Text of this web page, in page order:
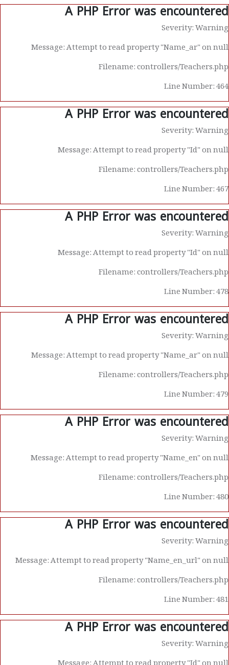
A PHP Error was encountered
Severity: Warning
Message: Attempt to read property "Name_ar" on null
Filename: controllers/Teachers.php
Line Number: 464
A PHP Error was encountered
Severity: Warning
Message: Attempt to read property "Id" on null
Filename: controllers/Teachers.php
Line Number: 467
A PHP Error was encountered
Severity: Warning
Message: Attempt to read property "Id" on null
Filename: controllers/Teachers.php
Line Number: 478
A PHP Error was encountered
Severity: Warning
Message: Attempt to read property "Name_ar" on null
Filename: controllers/Teachers.php
Line Number: 479
A PHP Error was encountered
Severity: Warning
Message: Attempt to read property "Name_en" on null
Filename: controllers/Teachers.php
Line Number: 480
A PHP Error was encountered
Severity: Warning
Message: Attempt to read property "Name_en_url" on null
Filename: controllers/Teachers.php
Line Number: 481
A PHP Error was encountered
Severity: Warning